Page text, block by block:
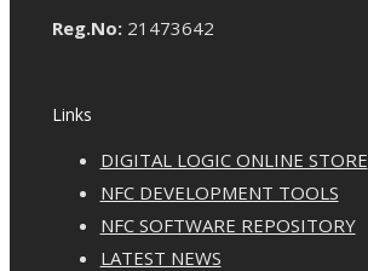
Reg.No:21473642
Links
DIGITAL LOGIC ONLINE STORE
NFC DEVELOPMENT TOOLS
NFC SOFTWARE REPOSITORY
LATEST NEWS